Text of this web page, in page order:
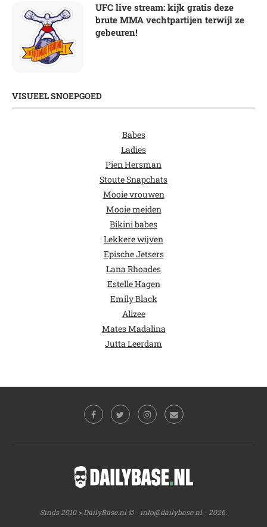
UFC live stream: kijk gratis deze
brute MMA vechtpartijen terwijl ze
gebeuren!
VISUEEL SNOEPGOED
Babes
Ladies
Pien Hersman
Stoute Snapchats
Mooie vrouwen
Mooie meiden
Bikini babes
Lekkere wijven
Epische Jetsers
Lana Rhoades
Estelle Hagen
Emily Black
Alizee
Mates Madalina
Jutta Leerdam
Sinds 2010 > DailyBase.nl © - info@dailybase.nl- 2026.